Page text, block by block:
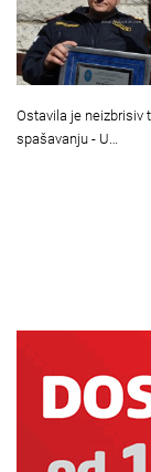
Ostavila je neizbrisiv
spašavanju - U…